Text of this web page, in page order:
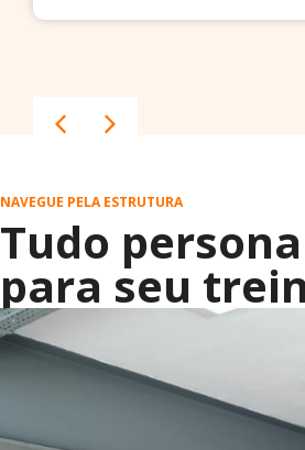
NAVEGUE PELA ESTRUTURA
Tudo
para seu